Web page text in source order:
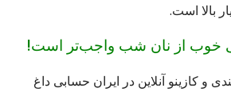
خوب از نان شب واجب‌تر است!
و کازینو آنلاین در ایران حسابی داغ